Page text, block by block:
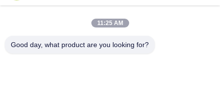
0086-189-9844-3486
11:25 AM
Good day, what product are you looking for?